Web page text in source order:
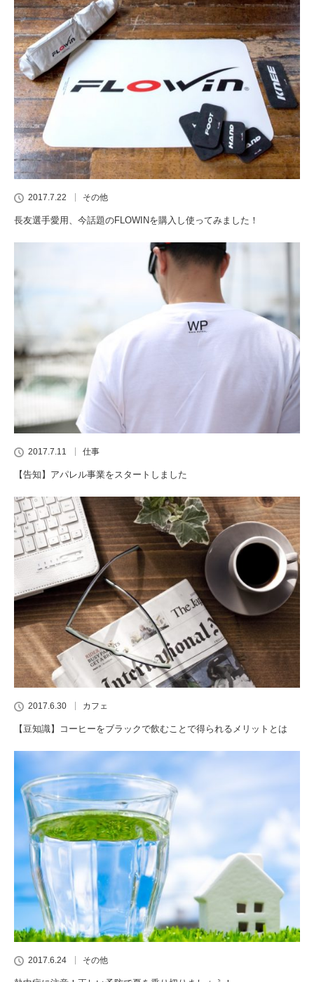
2017.7.22 その他
長友選手愛用、今話題のFLOWINを購入し使ってみました！
2017.7.11 仕事
【告知】アパレル事業をスタートしました
2017.6.30 カフェ
【豆知識】コーヒーをブラックで飲むことで得られるメリットとは
2017.6.24 その他